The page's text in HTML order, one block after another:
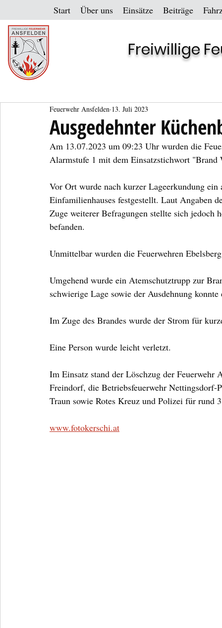
Start Über uns Einsätze Beiträge
Freiwillige
Ausgedehnter
Feuerwehr Ansfelden 13. Juli 2023
Am 13.07.2023 um 09:23 Uhr wurden die
Alarmstufe 1 mit dem Einsatzstichwort
Vor Ort wurde nach kurzer Lageerkundung
Einfamilienhauses festgestellt. Laut Angaben
Zuge weiterer Befragungen stellte sich jedoch
befanden.
Unmittelbar wurden die Feuerwehren
Umgehend wurde ein Atemschutztrupp zur
schwierige Lage sowie der Ausdehnung
Im Zuge des Brandes wurde der Strom für
Eine Person wurde leicht verletzt.
Im Einsatz stand der Löschzug der
Freindorf, die Betriebsfeuerwehr
Traun sowie Rotes Kreuz und Polizei für rund
www.fotokerschi.at